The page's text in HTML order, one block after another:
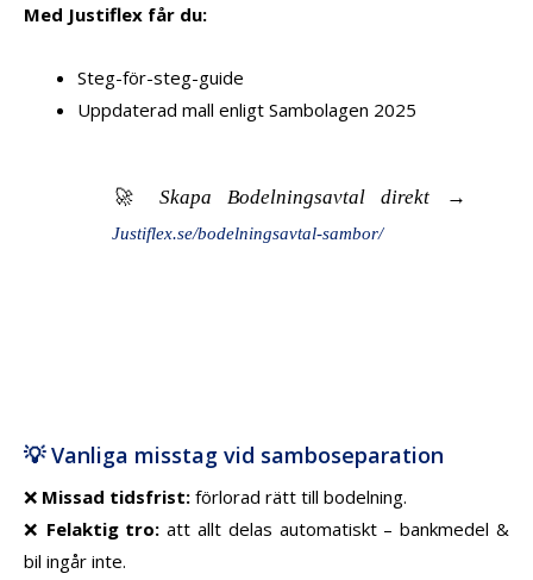
Med Justiflex får du:
Steg-för-steg-guide
Uppdaterad mall enligt Sambolagen 2025
🚀 Skapa Bodelningsavtal direkt →
Justiflex.se/bodelningsavtal-sambor/
💡 Vanliga misstag vid samboseparation
❌ Missad tidsfrist: förlorad rätt till bodelning.
❌ Felaktig tro: att allt delas automatiskt – bankmedel &
bil ingår inte.